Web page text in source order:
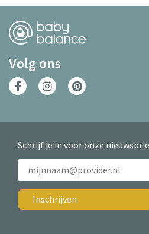
Volg ons
Schrijf je in voor onze
Inschrijven